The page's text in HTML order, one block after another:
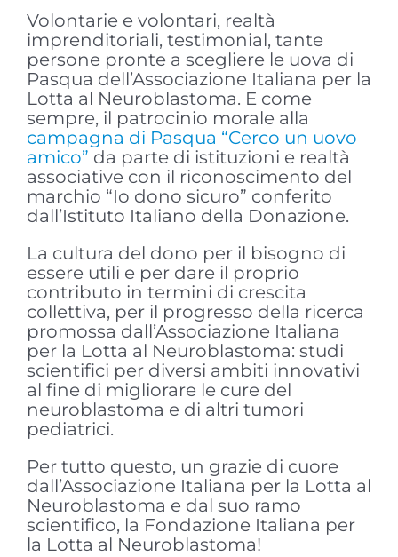
Volontarie e volontari, realtà
imprenditoriali, testimonial, tante
persone pronte a scegliere le uova di
Pasqua dell’Associazione Italiana per la
Lotta al Neuroblastoma. E come
sempre, il patrocinio morale alla
campagna di Pasqua “Cerco un uovo
amico” da parte di istituzioni e realtà
associative con il riconoscimento del
marchio “Io dono sicuro” conferito
dall’Istituto Italiano della Donazione.
La cultura del dono per il bisogno di
essere utili e per dare il proprio
contributo in termini di crescita
collettiva, per il progresso della ricerca
promossa dall’Associazione Italiana
per la Lotta al Neuroblastoma: studi
scientifici per diversi ambiti innovativi
al fine di migliorare le cure del
neuroblastoma e di altri tumori
pediatrici.
Per tutto questo, un grazie di cuore
dall’Associazione Italiana per la Lotta al
Neuroblastoma e dal suo ramo
scientifico, la Fondazione Italiana per
la Lotta al Neuroblastoma!